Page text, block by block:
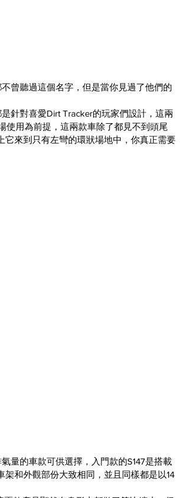
曾聽過這個名字，但是當你見過了他們的
針對喜愛Dirt Tracker的玩家們設計，這兩
使用為前提，這兩款車除了都見不到頭尾
來到只有左彎的環狀場地中，你真正需要
量的車款可供選擇，入門款的S147是搭載
架和外觀部份大致相同，並且同樣都是以14